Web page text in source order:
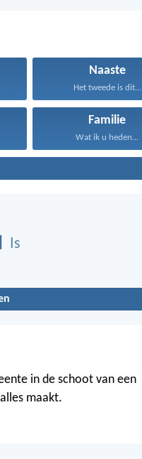
Naaste
Het tweede is dit...
Familie
Wat ik u heden...
Is
in de schoot van een
maakt.